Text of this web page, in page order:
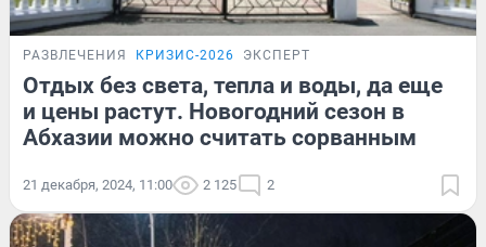
РАЗВЛЕЧЕНИЯ КРИЗИС-2026 ЭКСПЕРТ
Отдых без света, тепла и воды, да еще
и цены растут. Новогодний сезон в
Абхазии можно считать сорванным
21 декабря, 2024, 11:00 2 125 2